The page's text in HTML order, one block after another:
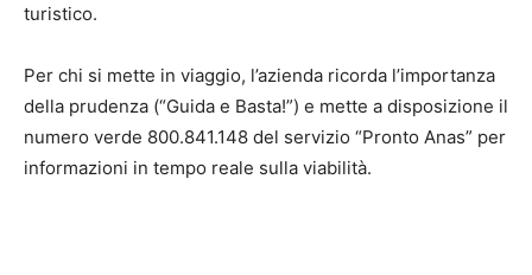
turistico.
Per chi si mette in viaggio, l’azienda ricorda l’importanza
della prudenza (“Guida e Basta!”) e mette a disposizione il
numero verde 800.841.148 del servizio “Pronto Anas” per
informazioni in tempo reale sulla viabilità.